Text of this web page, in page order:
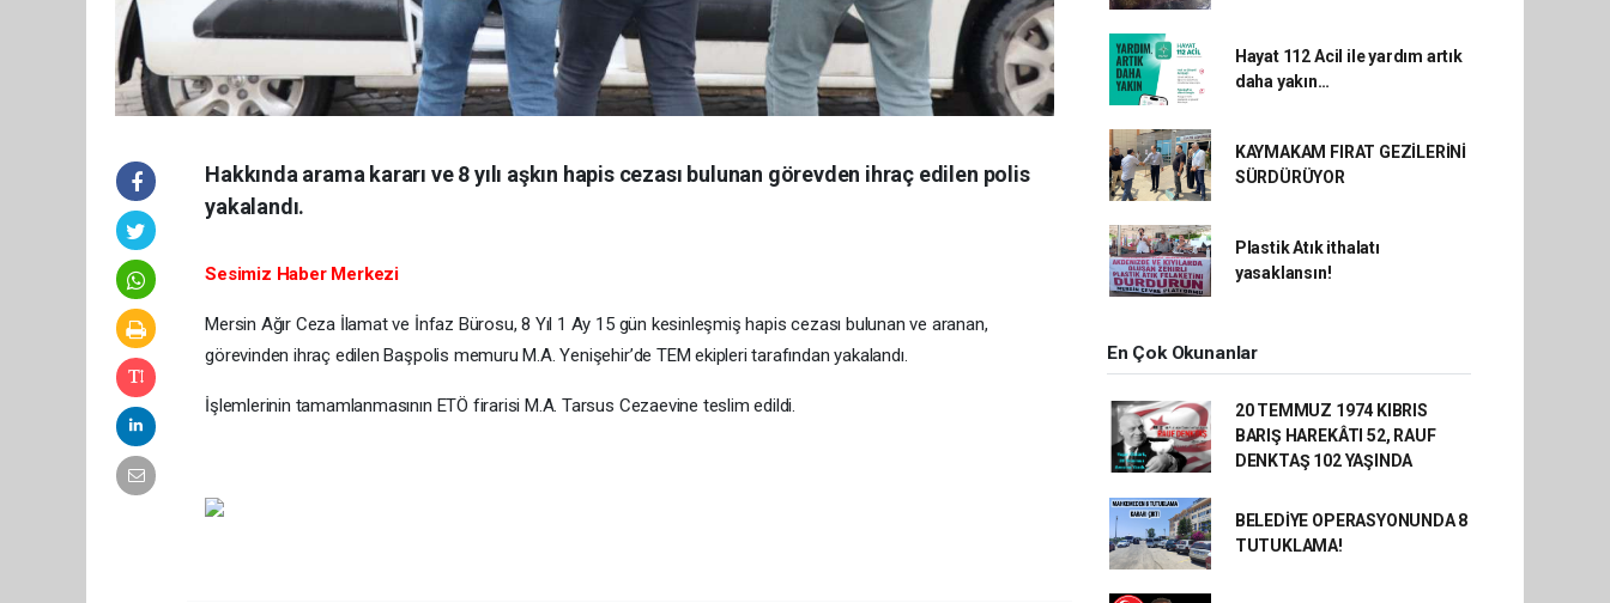
Hakkında arama kararı ve 8 yılı aşkın hapis cezası bulunan görevden ihraç edilen polis
yakalandı.
Sesimiz Haber Merkezi
Mersin Ağır Ceza İlamat ve İnfaz Bürosu, 8 Yıl 1 Ay 15 gün kesinleşmiş hapis cezası bulunan ve aranan,
görevinden ihraç edilen Başpolis memuru M.A. Yenişehir’de TEM ekipleri tarafından yakalandı.
İşlemlerinin tamamlanmasının ETÖ firarisi M.A. Tarsus Cezaevine teslim edildi.
Hayat 112 Acil ile yardım artık
daha yakın…
KAYMAKAM FIRAT GEZİLERİNİ
SÜRDÜRÜYOR
Plastik Atık ithalatı
yasaklansın!
En Çok Okunanlar
20 TEMMUZ 1974 KIBRIS
BARIŞ HAREKÂTI 52, RAUF
DENKTAŞ 102 YAŞINDA
BELEDİYE OPERASYONUNDA 8
TUTUKLAMA!